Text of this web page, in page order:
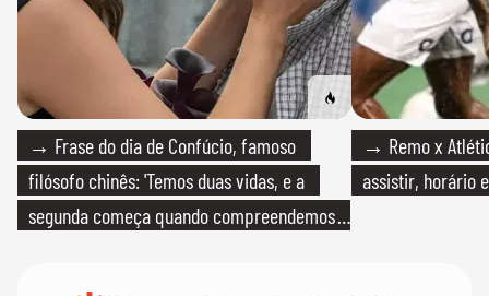
→ Frase do dia de Confúcio, famoso
filósofo chinês: 'Temos duas vidas, e a
segunda começa quando compreendemos
→ Remo x
assistir, horário